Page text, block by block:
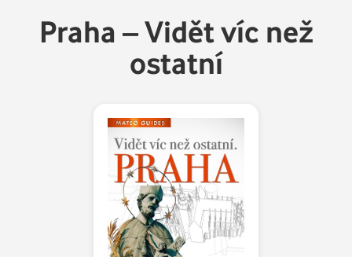
Praha – Vidět víc než
ostatní